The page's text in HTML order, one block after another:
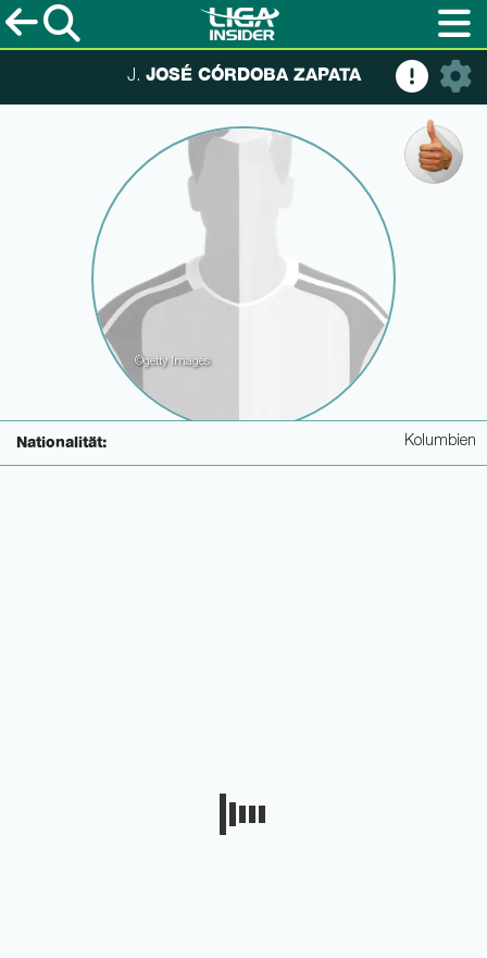
J. JOSÉ CÓRDOBA ZAPATA
©getty Images
Nationalität: Kolumbien